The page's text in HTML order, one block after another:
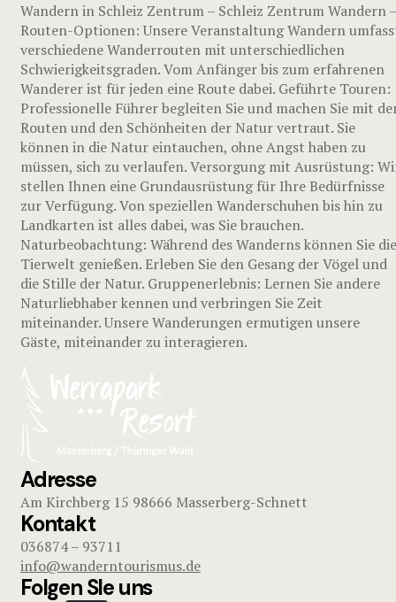
Wandern in Schleiz Zentrum – Schleiz Zentrum Wandern –
Routen-Optionen: Unsere Veranstaltung Wandern
verschiedene Wanderrouten mit unterschiedlichen
Schwierigkeitsgraden. Vom Anfänger bis zum erfahrenen
Wanderer ist für jeden eine Route dabei. Geführte Touren:
Professionelle Führer begleiten Sie und machen Sie mit
Routen und den Schönheiten der Natur vertraut. Sie
können in die Natur eintauchen, ohne Angst haben zu
müssen, sich zu verlaufen. Versorgung mit Ausrüstung:
stellen Ihnen eine Grundausrüstung für Ihre Bedürfnisse
zur Verfügung. Von speziellen Wanderschuhen bis hin zu
Landkarten ist alles dabei, was Sie brauchen.
Naturbeobachtung: Während des Wanderns können Sie die
Tierwelt genießen. Erleben Sie den Gesang der Vögel und
die Stille der Natur. Gruppenerlebnis: Lernen Sie andere
Naturliebhaber kennen und verbringen Sie Zeit
miteinander. Unsere Wanderungen ermutigen unsere
Gäste, miteinander zu interagieren.
Adresse
Am Kirchberg 15 98666 Masserberg-Schnett
Kontakt
036874 – 93711
info@wanderntourismus.de
Folgen SIe uns